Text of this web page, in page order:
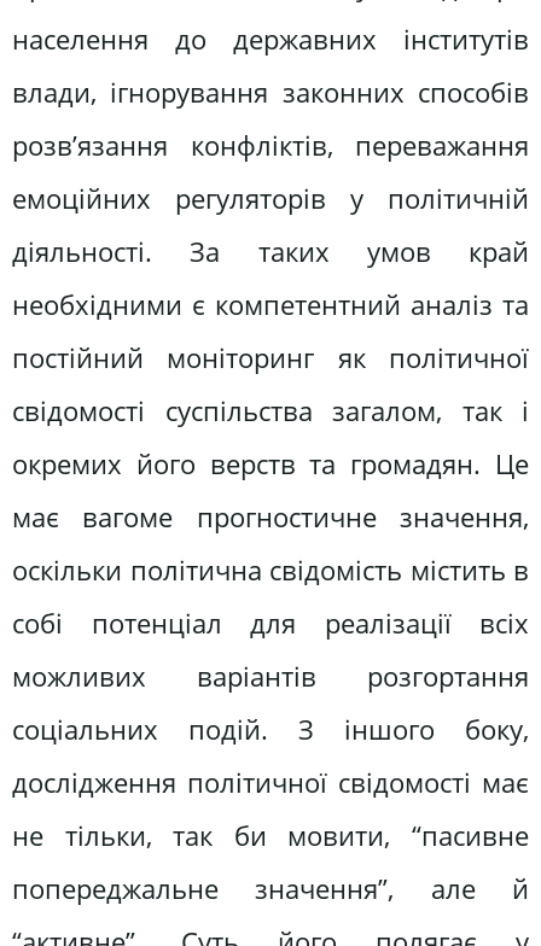
населення до державних інститутів
влади, ігнорування законних способів
розв’язання конфліктів, переважання
емоційних регуляторів у політичній
діяльності. За таких умов край
необхідними є компетентний аналіз та
постійний моніторинг як політичної
свідомості суспільства загалом, так і
окремих його верств та громадян. Це
має вагоме прогностичне значення,
оскільки політична свідомість містить в
собі потенціал для реалізації всіх
можливих варіантів розгортання
соціальних подій. З іншого боку,
дослідження політичної свідомості має
не тільки, так би мовити, “пасивне
попереджальне значення”, але й